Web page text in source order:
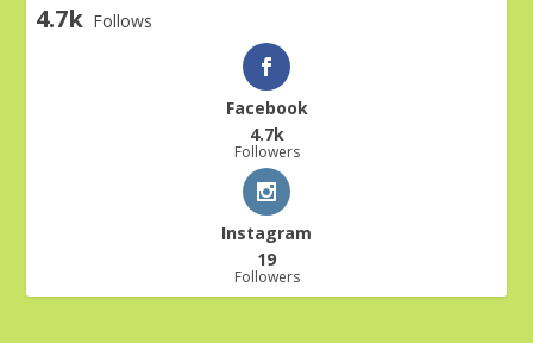
4.7k Follows
Facebook
4.7k
Followers
Instagram
19
Followers